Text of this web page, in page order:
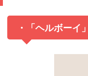
・「ヘルボーイ